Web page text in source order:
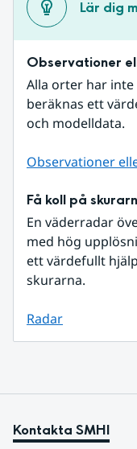
Lär dig
Observationer
Alla orter har
beräknas ett
och modelldata.
Observationer
Få koll på
En väderradar
med hög
ett värdefullt
skurarna.
Radar
Kontakta SMHI